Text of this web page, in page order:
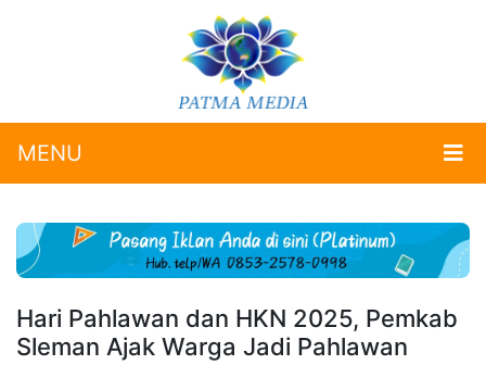
MENU
Hari Pahlawan dan HKN 2025, Pemkab
Sleman Ajak Warga Jadi Pahlawan